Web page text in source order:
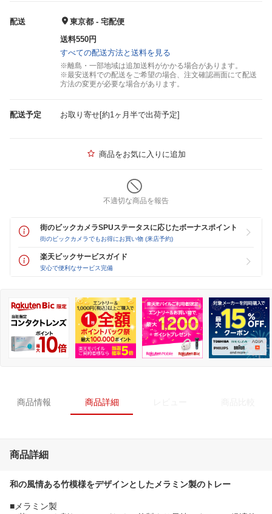
配送
東京都 - 宅配便
送料550円
すべての配送方法と送料を見る
※離島・一部地域は追加送料がかかる場合があります。
※最安送料での配送をご希望の場合、注文確認画面にて配送
方法の変更が必要な場合があります。
配送予定 お取り寄せ[約1ヶ月半で出荷予定]
商品をお気に入りに追加
不適切な商品を報告
街のビックカメラSPUステータスに応じたボーナスポイント
街のビックカメラでもお得にお買い物 (来店予約)
楽天ビックサービスガイド
安心で便利なサービス完備
商品情報 商品詳細
商品詳細
和の風情ある竹模様をデザインとしたメラミン製のトレー
■メラミン製